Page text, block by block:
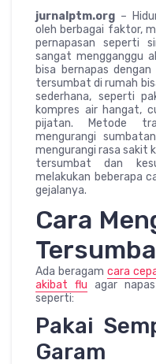
jurnalptm.org –
oleh berbagai faktor,
pernapasan seperti
sangat mengganggu
bisa bernapas
tersumbat di rumah
sederhana, seperti
kompres air hangat,
pijatan. Metode
mengurangi
mengurangi rasa sakit
tersumbat dan
melakukan beberapa
gejalanya.
Cara
Ada beragam cara
akibat flu agar
seperti:
Pakai
Garam